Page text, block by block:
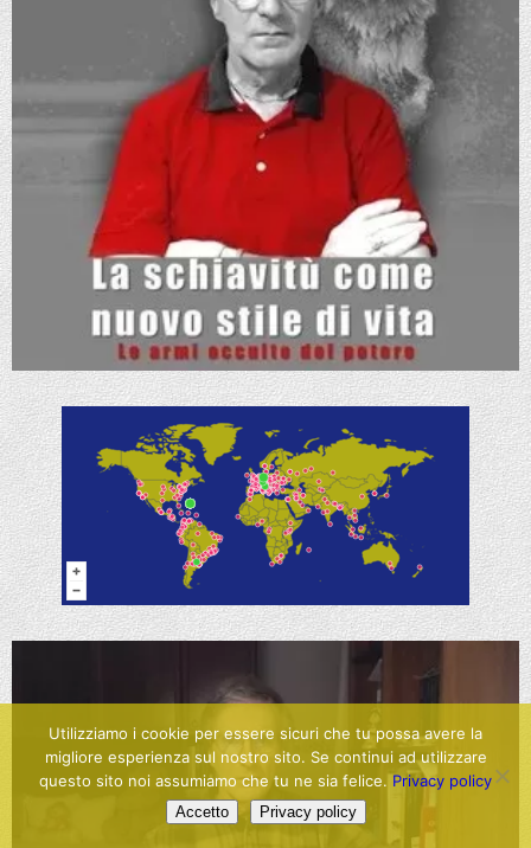
Utilizziamo i cookie per essere sicuri che tu possa avere la
migliore esperienza sul nostro sito. Se continui ad utilizzare
questo sito noi assumiamo che tu ne sia felice. Privacy policy
Accetto Privacy policy